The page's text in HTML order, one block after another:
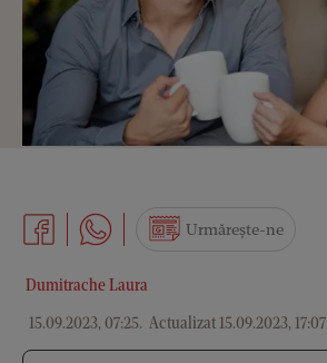
Dumitrache Laura
15.09.2023, 07:25. Actualizat 15.09.2023, 17:07
Urmărește-ne